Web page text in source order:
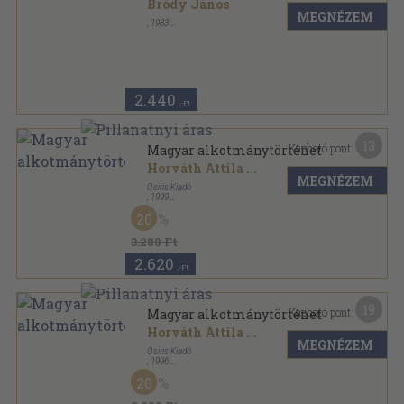
Bródy János
1983
2.440 ,-Ft
MEGNÉZEM
Magyar alkotmánytörténet
Horváth Attila ...
Osiris Kiadó
1999
Fűzött kemény papírkötés
Osiris tankönyvek sorozat
3.280 Ft
20
2.620 ,-Ft
Kapható pont:
MEGNÉZEM
Magyar alkotmánytörténet
Horváth Attila ...
Osiris Kiadó
1996
Fűzött kemény papírkötés
Osiris tankönyvek sorozat
20
Kapható pont:
MEGNÉZEM